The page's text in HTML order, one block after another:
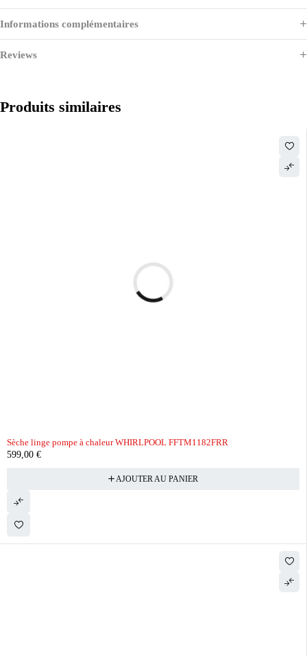
Informations complémentaires
Reviews
Produits similaires
Sèche linge pompe à chaleur WHIRLPOOL FFTM1182FRR
599,00 €
AJOUTER AU PANIER